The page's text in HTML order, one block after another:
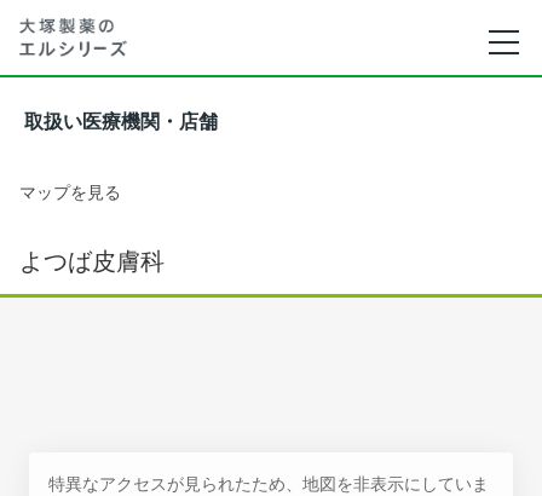
取扱い医療機関・店舗
マップを見る
よつば皮膚科
特異なアクセスが見られたため、地図を非表示にしていま